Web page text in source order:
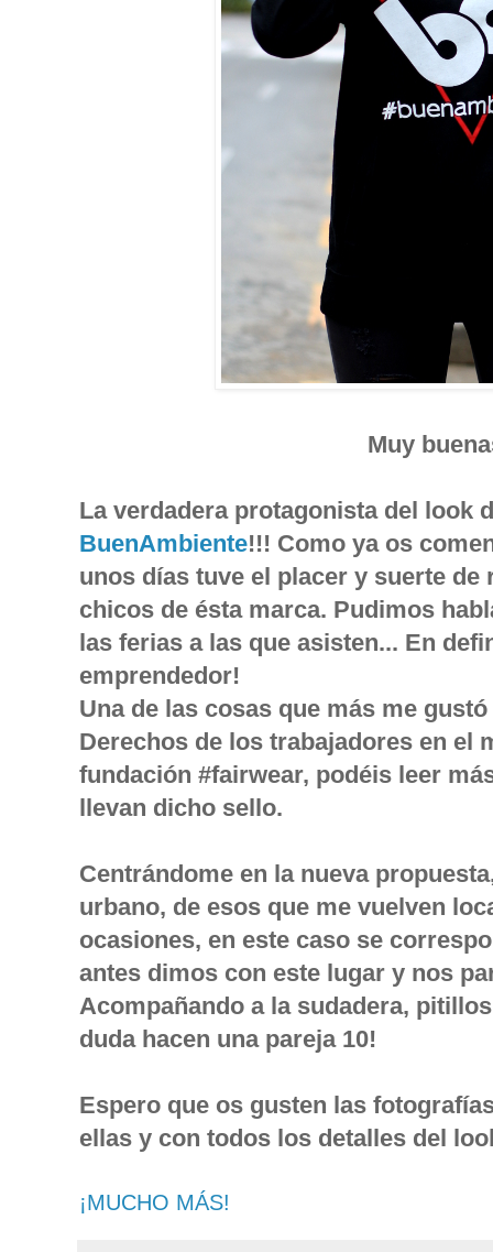
Muy
La verdadera protagonista del look
BuenAmbiente!!! Como ya os
unos días tuve el placer y suerte
chicos de ésta marca. Pudimos
las ferias a las que asisten... En
emprendedor!
Una de las cosas que más me
Derechos de los trabajadores en el
fundación #fairwear, podéis leer
llevan dicho sello.
Centrándome en la nueva
urbano, de esos que me vuelven
ocasiones, en este caso se
antes dimos con este lugar y nos
Acompañando a la sudadera,
duda hacen una pareja 10!
Espero que os gusten las
ellas y con todos los detalles del
¡MUCHO MÁS!